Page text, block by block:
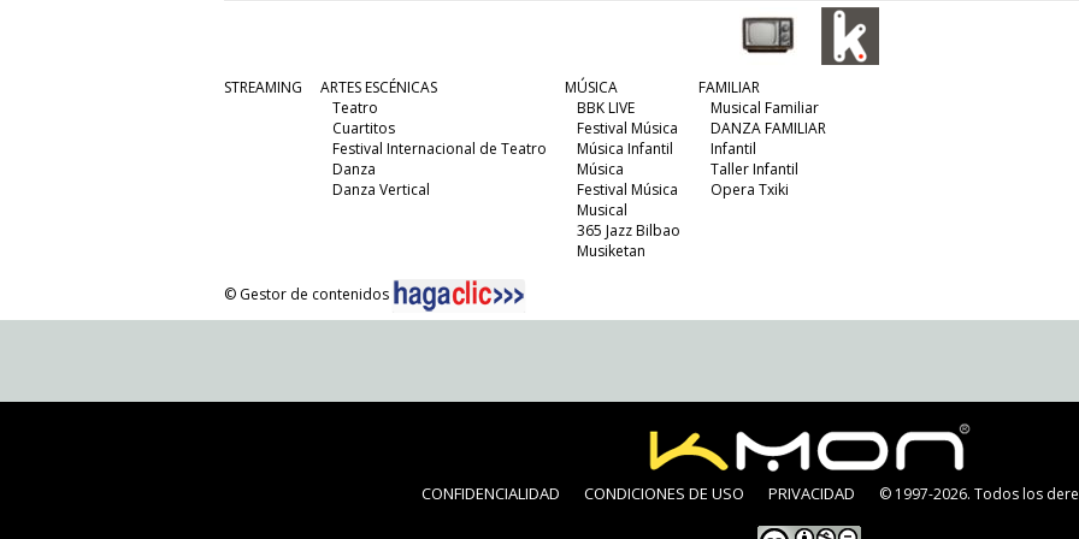
STREAMING
ARTES ESCÉNICAS
Teatro
Cuartitos
Festival Internacional de Teatro
Danza
Danza Vertical
MÚSICA
BBK LIVE
Festival Música
Música Infantil
Música
Festival Música
Musical
365 Jazz Bilbao
Musiketan
FAMILIAR
Musical Familiar
DANZA FAMILIAR
Infantil
Taller Infantil
Opera Txiki
© Gestor de contenidos
CONFIDENCIALIDAD CONDICIONES DE USO PRIVACIDAD © 1997-2026. Todos los